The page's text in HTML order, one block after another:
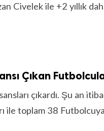
Civelek ile +2 yıllık
Çıkan
çıkardı. Şu an
ile toplam 38 Futbolcuya